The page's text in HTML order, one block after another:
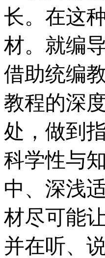
长。在这
材。就编
借助统编
教程的深
处，做到
科学性与
中、深浅
材尽可能
并在听、